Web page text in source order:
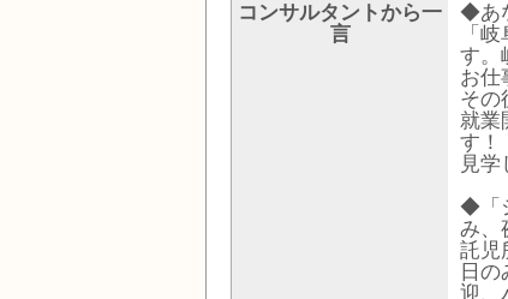
コンサルタントから一
言
◆あ
「
す。
お仕
その
就業
す！
見
◆「
み、
託児
日
迎、